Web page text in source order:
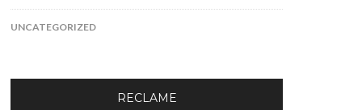
UNCATEGORIZED
RECLAME